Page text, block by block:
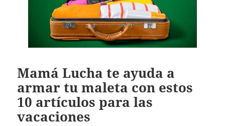
Mamá Lucha te ayuda a
armar tu maleta con estos
10 artículos para las
vacaciones